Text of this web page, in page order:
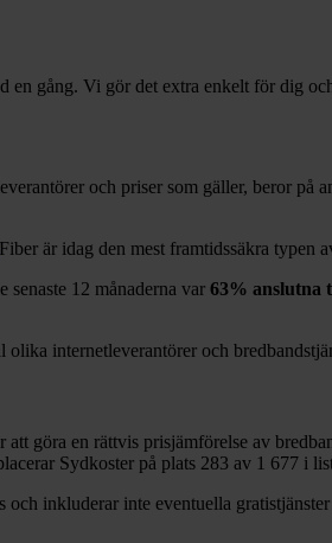
en gång. Vi gör det extra enkelt för dig
och priser som gäller, beror på
är idag den mest framtidssäkra typen
senaste 12 månaderna var 63% anslutna
internetleverantörer och
göra en rättvis prisjämförelse av
Sydkoster på plats 283 av 1 677 i
och inkluderar inte eventuella